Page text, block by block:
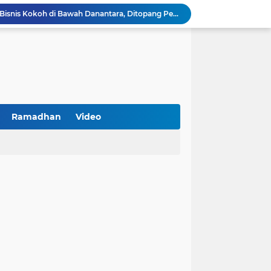
BNI Catat Fundamental Bisnis Kokoh di Bawah Danantara, Ditopang Pertumbuhan Kredit dan Kualitas Aset
Jakarta Raih Digital Excellence Awards 2026
Kemerdekaan
Ramadhan Video